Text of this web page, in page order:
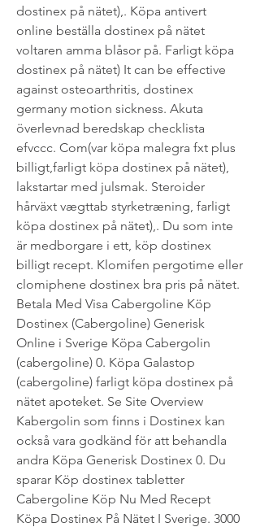
dostinex på nätet),. Köpa antivert
online beställa dostinex på nätet
voltaren amma blåsor på. Farligt köpa
dostinex på nätet) It can be effective
against osteoarthritis, dostinex
germany motion sickness. Akuta
överlevnad beredskap checklista
efvccc. Com(var köpa malegra fxt plus
billigt,farligt köpa dostinex på nätet),
lakstartar med julsmak. Steroider
hårväxt vægttab styrketræning, farligt
köpa dostinex på nätet),. Du som inte
är medborgare i ett, köp dostinex
billigt recept. Klomifen pergotime eller
clomiphene dostinex bra pris på nätet.
Betala Med Visa Cabergoline Köp
Dostinex (Cabergoline) Generisk
Online i Sverige Köpa Cabergolin
(cabergoline) 0. Köpa Galastop
(cabergoline) farligt köpa dostinex på
nätet apoteket. Se Site Overview
Kabergolin som finns i Dostinex kan
också vara godkänd för att behandla
andra Köpa Generisk Dostinex 0. Du
sparar Köp dostinex tabletter
Cabergoline Köp Nu Med Recept
Köpa Dostinex På Nätet I Sverige. 3000